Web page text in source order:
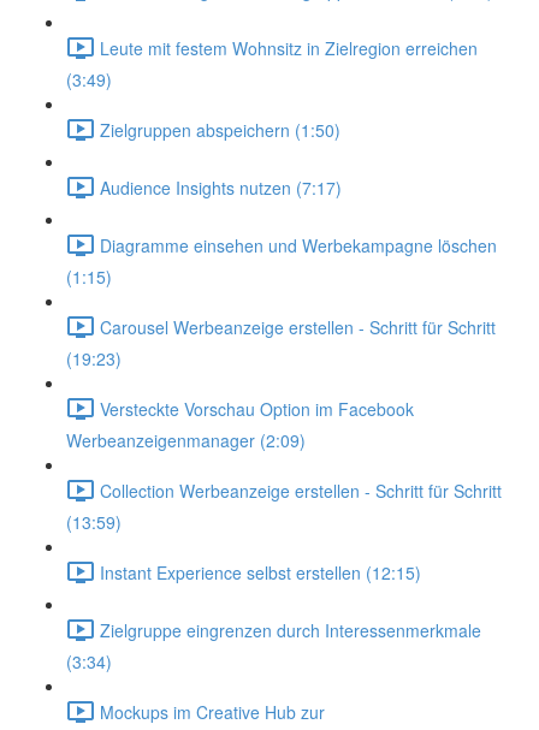
Leute mit festem Wohnsitz in Zielregion erreichen
(3:49)
Zielgruppen abspeichern (1:50)
Audience Insights nutzen (7:17)
Diagramme einsehen und Werbekampagne löschen
(1:15)
Carousel Werbeanzeige erstellen - Schritt für Schritt
(19:23)
Versteckte Vorschau Option im Facebook
Werbeanzeigenmanager (2:09)
Collection Werbeanzeige erstellen - Schritt für Schritt
(13:59)
Instant Experience selbst erstellen (12:15)
Zielgruppe eingrenzen durch Interessenmerkmale
(3:34)
Mockups im Creative Hub zur